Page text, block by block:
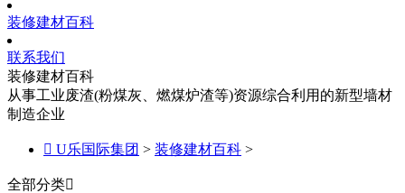
装修建材百科
联系我们
装修建材百科
从事工业废渣(粉煤灰、燃煤炉渣等)资源综合利用的新型墙材
制造企业
 U乐国际集团 > 装修建材百科 >
全部分类